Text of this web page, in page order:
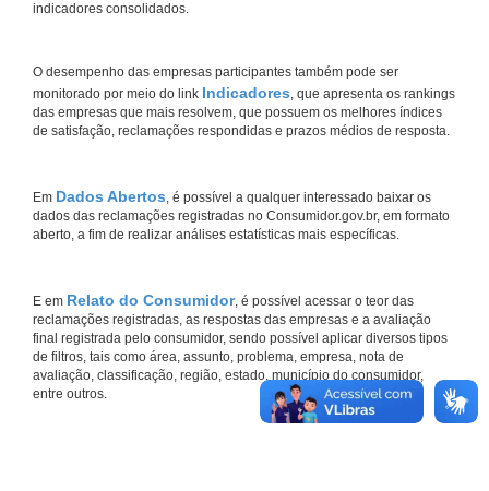
indicadores consolidados.
O desempenho das empresas participantes também pode ser
monitorado por meio do link Indicadores, que apresenta os rankings
das empresas que mais resolvem, que possuem os melhores índices
de satisfação, reclamações respondidas e prazos médios de resposta.
Em Dados Abertos, é possível a qualquer interessado baixar os
dados das reclamações registradas no Consumidor.gov.br, em formato
aberto, a fim de realizar análises estatísticas mais específicas.
E em Relato do Consumidor, é possível acessar o teor das
reclamações registradas, as respostas das empresas e a avaliação
final registrada pelo consumidor, sendo possível aplicar diversos tipos
de filtros, tais como área, assunto, problema, empresa, nota de
avaliação, classificação, região, estado, município do consumidor,
entre outros.